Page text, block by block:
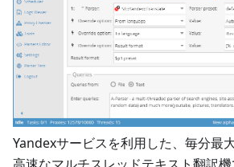
Yandexサービスを利用した、毎分最